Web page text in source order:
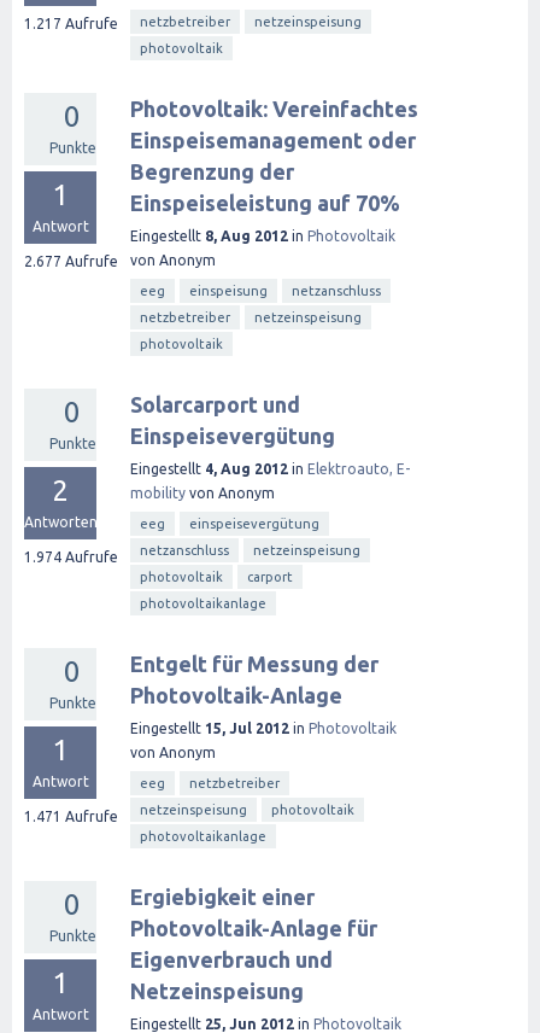
1.217 Aufrufe netzbetreiber
netzeinspeisung
photovoltaik
0
Punkte
1
Antwort
2.677 Aufrufe
Photovoltaik: Vereinfachtes
Einspeisemanagement oder
Begrenzung der
Einspeiseleistung auf 70%
Eingestellt 8, Aug 2012 in Photovoltaik
von Anonym
eeg einspeisung
netzanschluss
netzbetreiber
netzeinspeisung
photovoltaik
0
Punkte
2
Antworten
1.974 Aufrufe
Solarcarport und
Einspeisevergütung
Eingestellt 4, Aug 2012 in Elektroauto, E-
mobility von Anonym
eeg
einspeisevergütung
netzanschluss
netzeinspeisung
photovoltaik
carport
photovoltaikanlage
0
Punkte
1
Antwort
1.471 Aufrufe
Entgelt für Messung der
Photovoltaik-Anlage
Eingestellt 15, Jul 2012 in Photovoltaik
von Anonym
eeg
netzbetreiber
netzeinspeisung
photovoltaik
photovoltaikanlage
0
Punkte
1
Antwort
Ergiebigkeit einer
Photovoltaik-Anlage für
Eigenverbrauch und
Netzeinspeisung
Eingestellt 25, Jun 2012 in Photovoltaik